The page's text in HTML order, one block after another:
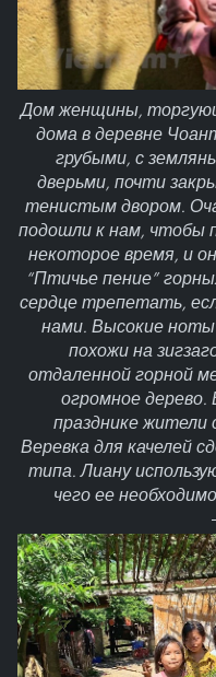
Дом женщины,
дома в деревне
грубыми, с
дверьми, почти
тенистым двором.
подошли к нам, чтобы
некоторое время, и
“Птичье пение”
сердце трепетать,
нами. Высокие
похожи на
отдаленной горной
огромное дерево.
празднике жители
Веревка для качелей
типа. Лиану
чего ее